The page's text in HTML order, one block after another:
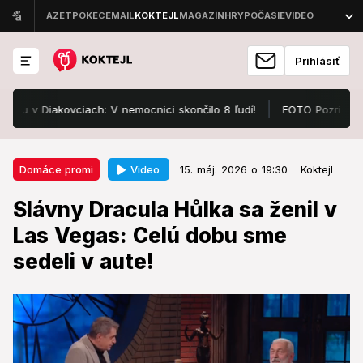
Prihlásiť
V nemocnici skončilo 8 ľudí! FOTO Pozrite, v čom
Domáce promi Video 15. máj. 2026 o 19:30 Koktejl
Slávny Dracula Hůlka sa ženil v
Las Vegas: Celú dobu sme
sedeli v aute!
Domáce promi 15. máj. 2026 o 19:30
Slávny Dracula Hůlka sa ženil v
Las Vegas: Celú dobu sme sedeli
v aute!